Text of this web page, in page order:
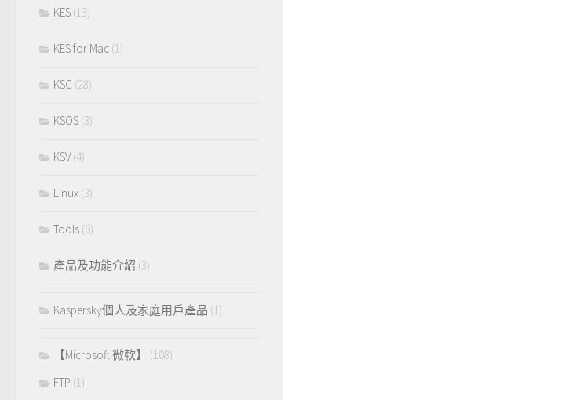
KES (13)
KES for Mac (1)
KSC (28)
KSOS (3)
KSV (4)
Linux (3)
Tools (6)
產品及功能介紹 (3)
Kaspersky個人及家庭用戶產品 (1)
【Microsoft 微軟】
(108)
FTP (1)